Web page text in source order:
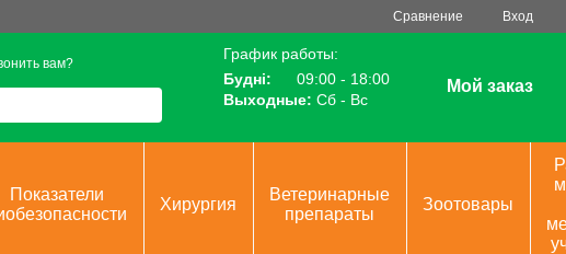
Сравнение Вход
вам?
График работы:
Будні:
09:00 - 18:00
Выходные: Сб - Вс
Мой заказ
Показатели
Хирургия
Ветеринарные
препараты
Зоотовары